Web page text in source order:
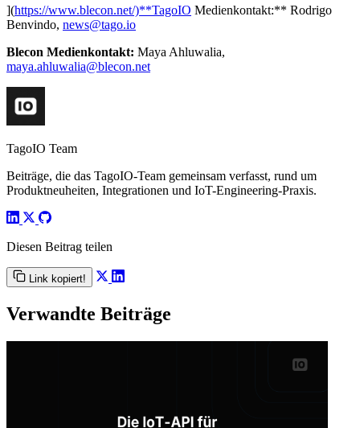
](https://www.blecon.net/)**TagoIO Medienkontakt:** Rodrigo
Benvindo, news@tago.io
Blecon Medienkontakt: Maya Ahluwalia,
maya.ahluwalia@blecon.net
TagoIO Team
Beiträge, die das TagoIO-Team gemeinsam verfasst, rund um
Produktneuheiten, Integrationen und IoT-Engineering-Praxis.
Diesen Beitrag teilen
Link kopiert!
Verwandte Beiträge